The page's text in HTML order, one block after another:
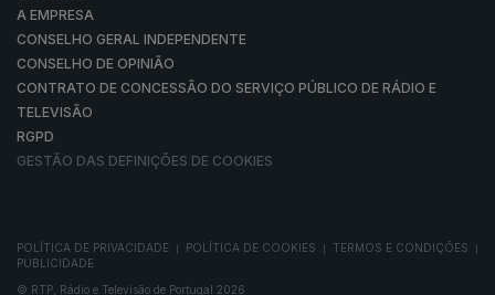
A EMPRESA
CONSELHO GERAL INDEPENDENTE
CONSELHO DE OPINIÃO
CONTRATO DE CONCESSÃO DO SERVIÇO PÚBLICO DE RÁDIO E
TELEVISÃO
RGPD
GESTÃO DAS DEFINIÇÕES DE COOKIES
POLÍTICA DE PRIVACIDADE POLÍTICA DE COOKIES TERMOS E CONDIÇÕES
PUBLICIDADE
© RTP, Rádio e Televisão de Portugal 2026